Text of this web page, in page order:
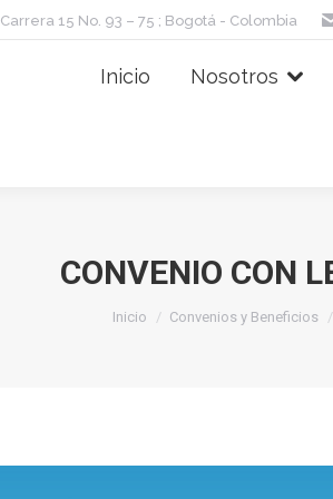
Carrera 15 No. 93 – 75 ; Bogotá - Colombia
Inicio Nosotros
CONVENIO CON
Estás aquí:
Inicio Convenios y Beneficios